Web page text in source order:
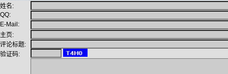
姓名:
QQ:
E-Mail:
主页:
评论标题:
验证码: